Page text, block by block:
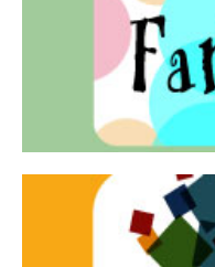
Teatro In Famiglia è
per far